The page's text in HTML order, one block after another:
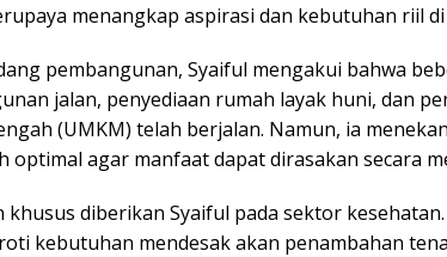
menangkap aspirasi dan kebutuhan riil
pembangunan, Syaiful mengakui bahwa
jalan, penyediaan rumah layak huni, dan
(UMKM) telah berjalan. Namun, ia
optimal agar manfaat dapat dirasakan secara
khusus diberikan Syaiful pada sektor
kebutuhan mendesak akan penambahan